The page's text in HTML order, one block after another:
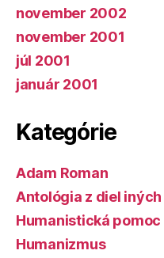
november 2002
november 2001
júl 2001
január 2001
Kategórie
Adam Roman
Antológia z diel
Humanistická pomoc
Humanizmus